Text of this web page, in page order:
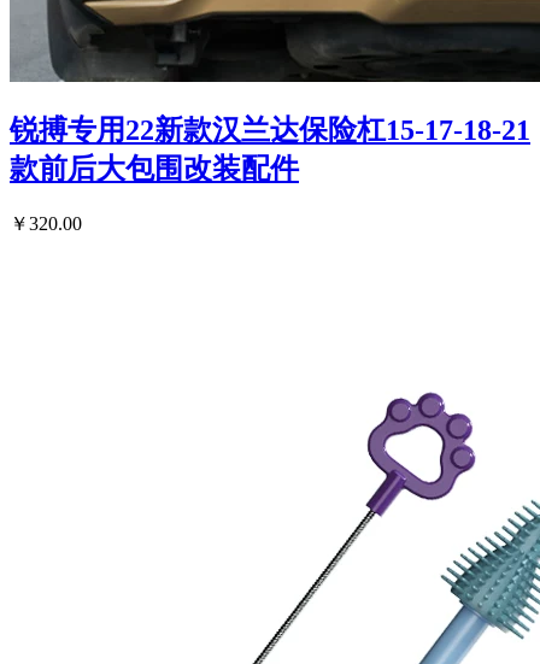
锐搏专用22新款汉兰达保险杠15-17-18-21
款前后大包围改装配件
￥320.00